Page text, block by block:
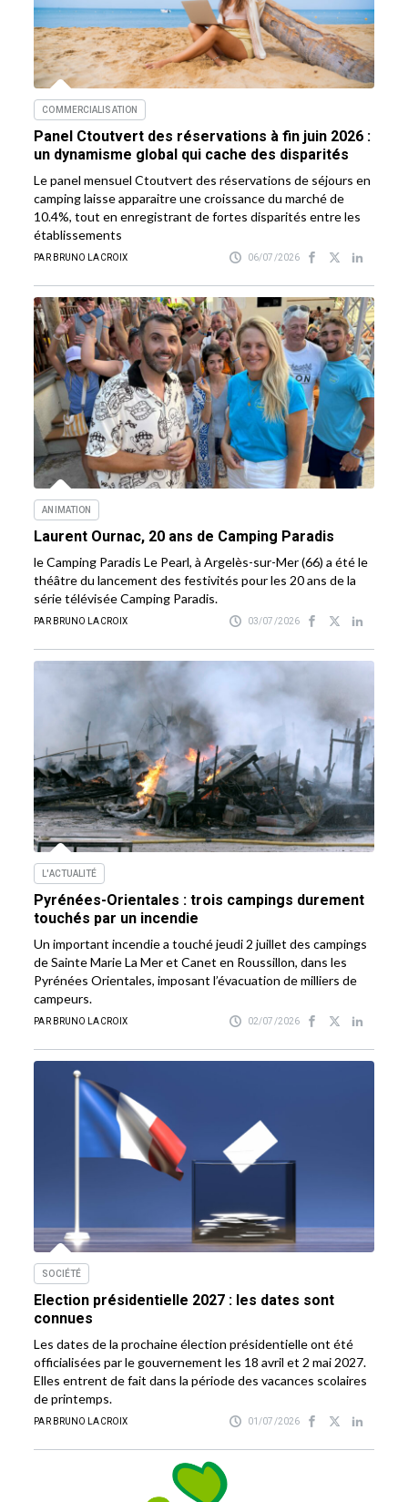
COMMERCIALISATION
Panel Ctoutvert des réservations à fin juin 2026 :
un dynamisme global qui cache des disparités
Le panel mensuel Ctoutvert des réservations de séjours en
camping laisse apparaitre une croissance du marché de
10.4%, tout en enregistrant de fortes disparités entre les
établissements
PAR BRUNO LACROIX 06/07/2026
ANIMATION
Laurent Ournac, 20 ans de Camping Paradis
le Camping Paradis Le Pearl, à Argelès-sur-Mer (66) a été le
théâtre du lancement des festivités pour les 20 ans de la
série télévisée Camping Paradis.
PAR BRUNO LACROIX 03/07/2026
L'ACTUALITÉ
Pyrénées-Orientales : trois campings durement
touchés par un incendie
Un important incendie a touché jeudi 2 juillet des campings
de Sainte Marie La Mer et Canet en Roussillon, dans les
Pyrénées Orientales, imposant l’évacuation de milliers de
campeurs.
PAR BRUNO LACROIX 02/07/2026
SOCIÉTÉ
Election présidentielle 2027 : les dates sont
connues
Les dates de la prochaine élection présidentielle ont été
officialisées par le gouvernement les 18 avril et 2 mai 2027.
Elles entrent de fait dans la période des vacances scolaires
de printemps.
PAR BRUNO LACROIX 01/07/2026